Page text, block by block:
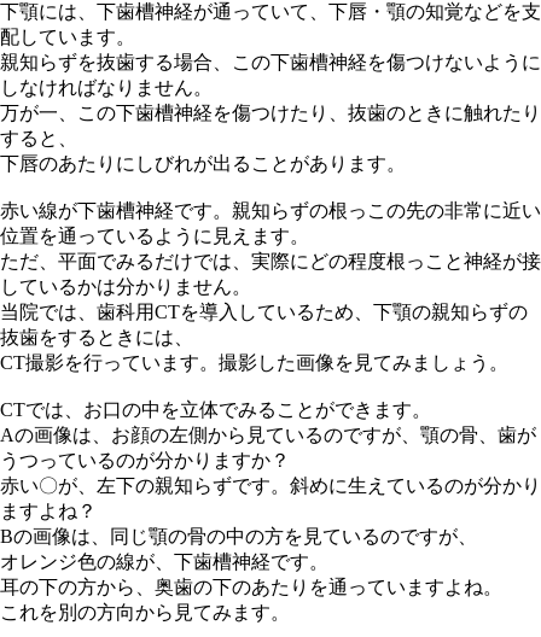
下顎には、下歯槽神経が通っていて、下唇・顎の知覚などを支
配しています。
親知らずを抜歯する場合、この下歯槽神経を傷つけないように
しなければなりません。
万が一、この下歯槽神経を傷つけたり、抜歯のときに触れたり
すると、
下唇のあたりにしびれが出ることがあります。
赤い線が下歯槽神経です。親知らずの根っこの先の非常に近い
位置を通っているように見えます。
ただ、平面でみるだけでは、実際にどの程度根っこと神経が接
しているかは分かりません。
当院では、歯科用CTを導入しているため、下顎の親知らずの
抜歯をするときには、
CT撮影を行っています。撮影した画像を見てみましょう。
CTでは、お口の中を立体でみることができます。
Aの画像は、お顔の左側から見ているのですが、顎の骨、歯が
うつっているのが分かりますか？
赤い〇が、左下の親知らずです。斜めに生えているのが分かり
ますよね？
Bの画像は、同じ顎の骨の中の方を見ているのですが、
オレンジ色の線が、下歯槽神経です。
耳の下の方から、奥歯の下のあたりを通っていますよね。
これを別の方向から見てみます。